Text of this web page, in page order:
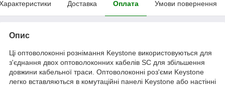
Доставка Оплата Умови повернення
Опис
Ці оптоволоконні рознімання Keystone використовуються для
з'єднання двох оптоволоконних кабелів SC для збільшення
довжини кабельної траси. Оптоволоконні роз'єми Keystone
легко вставляються в комутаційні панелі Keystone або настінні